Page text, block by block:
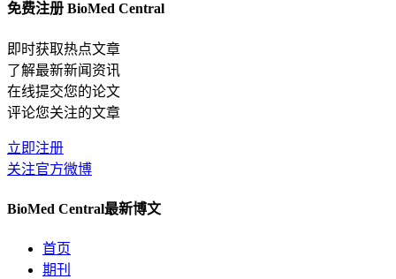
免费注册 BioMed Central
即时获取热点文章
了解最新新闻资讯
在线提交您的论文
评论您关注的文章
立即注册
关注官方微博
BioMed Central最新博文
首页
期刊